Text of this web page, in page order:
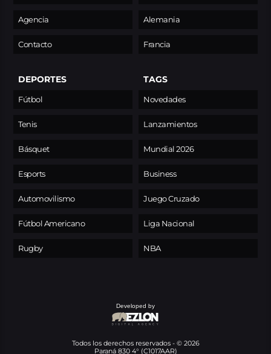
Agencia
Contacto
Alemania
Francia
DEPORTES
Fútbol
Tenis
Básquet
Esports
Automovilismo
Fútbol Americano
Rugby
TAGS
Novedades
Lanzamientos
Mundial 2026
Business
Juego Cruzado
Liga Nacional
NBA
Developed by
Todos los derechos reservados - © 2026
Paraná 830 4° (C1017AAR)